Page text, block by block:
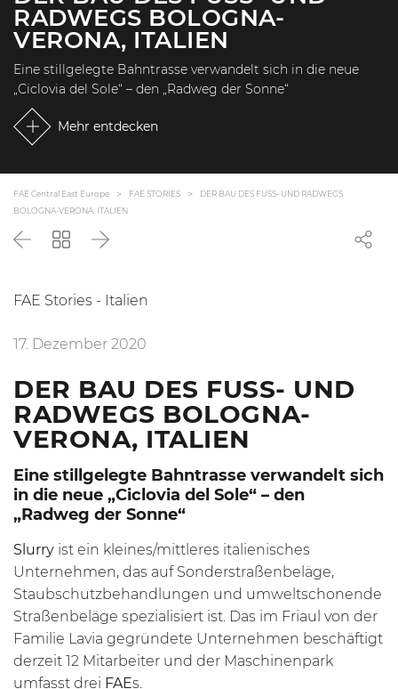
ADWEGS BOLOGNA-V
ERONA, ITALIEN
Eine stillgelegte Bahntrasse verwandelt sich in die neue
„Ciclovia del Sole“ – den „Radweg der Sonne“
Mehr entdecken
FAE Central East Europe FAE STORIES
DER BAU DES FUSS- UND RADWEGS B
OLOGNA-VERONA, ITALIEN
ZurückZurückWeiter
FAE Stories - Italien
17. Dezember 2020
DER BAU DES FUSS- UND R
ADWEGS BOLOGNA-V
ERONA, ITALIEN
Eine stillgelegte Bahntrasse verwandelt sich
in die neue „Ciclovia del Sole“ – den
„Radweg der Sonne“
Slurry ist ein kleines/mittleres italienisches
Unternehmen, das auf Sonderstraßenbeläge,
Staubschutzbehandlungen und umweltschonende
Straßenbeläge spezialisiert ist. Das im Friaul von der
Familie Lavia gegründete Unternehmen beschäftigt
derzeit 12 Mitarbeiter und der Maschinenpark
umfasst drei FAEs.